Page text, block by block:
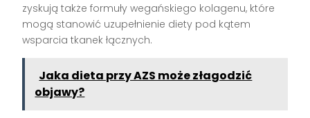
zyskują także formuły wegańskiego kolagenu, które
mogą stanowić uzupełnienie diety pod kątem
wsparcia tkanek łącznych.
Jaka dieta przy AZS może złagodzić
objawy?